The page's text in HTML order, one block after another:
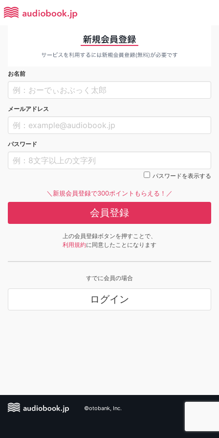
お名前
メールアドレス
パスワード
パスワードを表示する
＼新規会員登録で300ポイントもらえる！／
会員登録
上の会員登録ボタンを押すことで、
利用規約に同意したことになります
すでに会員の場合
ログイン
©otobank, Inc.